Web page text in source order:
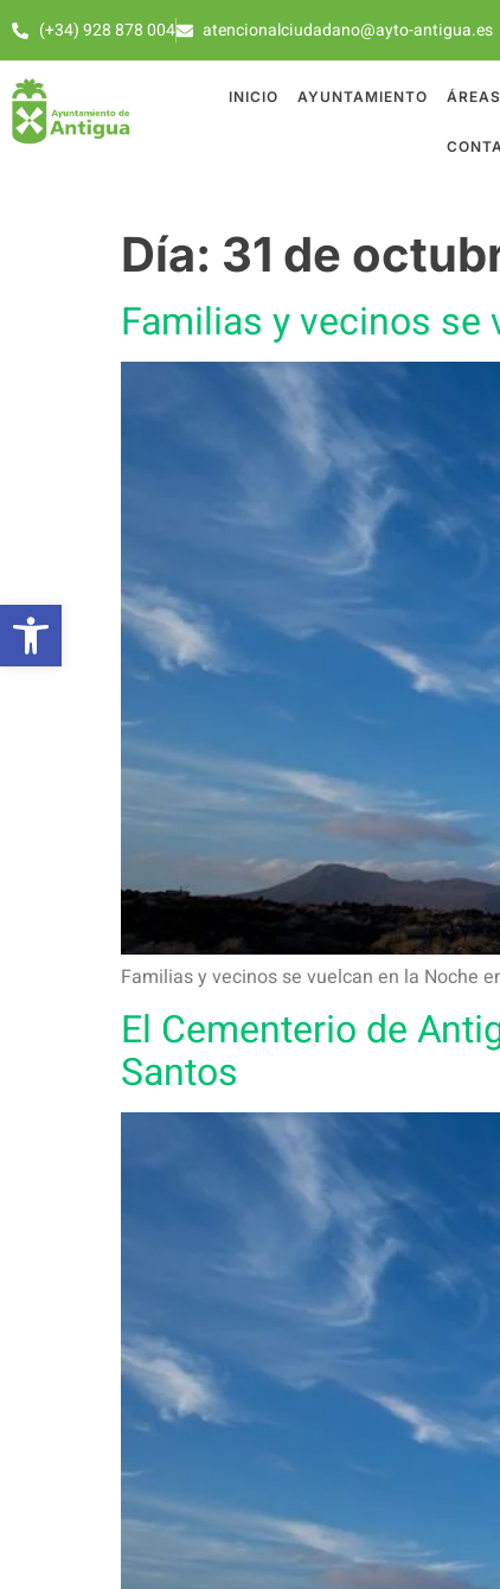
(+34) 928 878 004 atencionalciudadano@ayto-antigua.es
INICIO AYUNTAMIENTO ÁREAS
Día: 31 de
Familias y vecinos se
Familias y vecinos se vuelcan en la Noche
El Cementerio de
Santos
Abrir barra de herramientas